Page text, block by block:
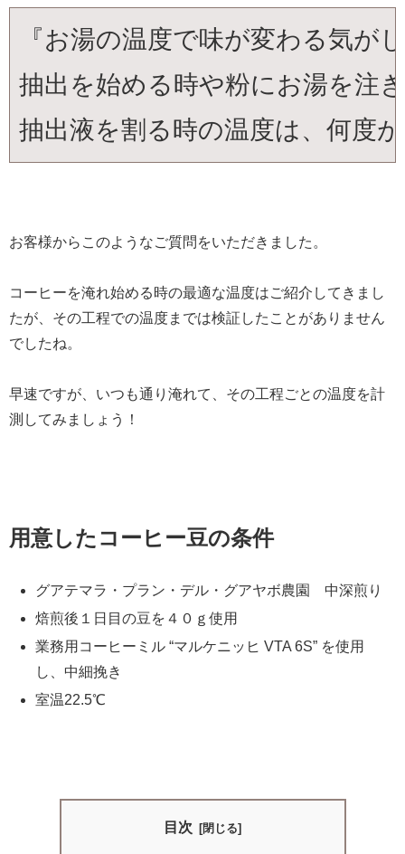
『お湯の温度で味が変わる気が
抽出を始める時や粉にお湯を注
抽出液を割る時の温度は、何度
お客様からこのようなご質問をいただきました。
コーヒーを淹れ始める時の最適な温度はご紹介してきまし
たが、その工程での温度までは検証したことがありません
でしたね。
早速ですが、いつも通り淹れて、その工程ごとの温度を計
測してみましょう！
用意したコーヒー豆の条件
グアテマラ・プラン・デル・グアヤボ農園 中深煎り
焙煎後１日目の豆を４０ｇ使用
業務用コーヒーミル “マルケニッヒ VTA 6S” を使用
し、中細挽き
室温22.5℃
目次